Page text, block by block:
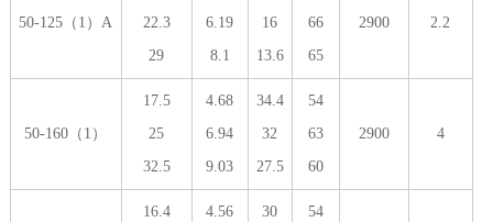
50-125（1）A
22.3
29
6.19
8.1
16
13.6
66
65
2900 2.2
50-160（1）
17.5
25
32.5
4.68
6.94
9.03
34.4
32
27.5
54
63
60
2900 4
16.4
4.56
30
54